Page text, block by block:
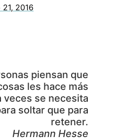
21, 2016
piensan que
les hace más
se necesita
soltar que para
retener.
Hermann Hesse